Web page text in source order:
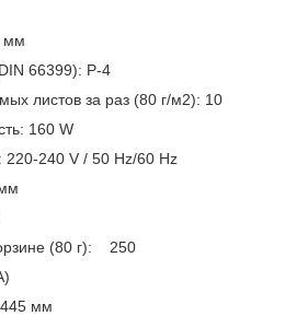
мм
66399): P-4
листов за раз (80 г/м2): 10
160 W
220-240 V / 50 Hz/60 Hz
(80 г): 250
мм